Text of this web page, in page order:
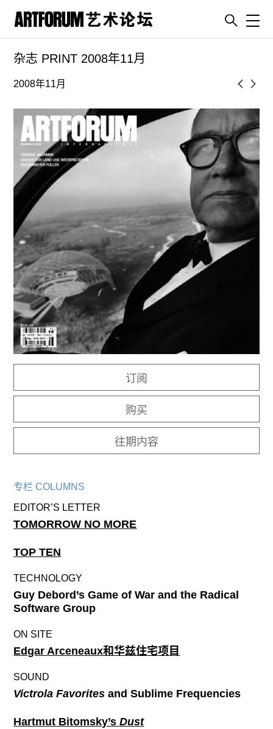
artguide
新闻
杂志
专栏
视频
ENGLISH
ART & EDUCATION
广告
订阅
往期内容
联系我们
关注我们
杂志 PRINT 2008年11月
2008年11月
订阅
购买
往期内容
专栏 COLUMNS
EDITOR’S LETTER
TOMORROW NO MORE
TOP TEN
TECHNOLOGY
Guy Debord’s Game of War and the Radical
Software Group
ON SITE
Edgar Arceneaux和华兹住宅项目
SOUND
Victrola Favorites and Sublime Frequencies
Hartmut Bitomsky’sDust